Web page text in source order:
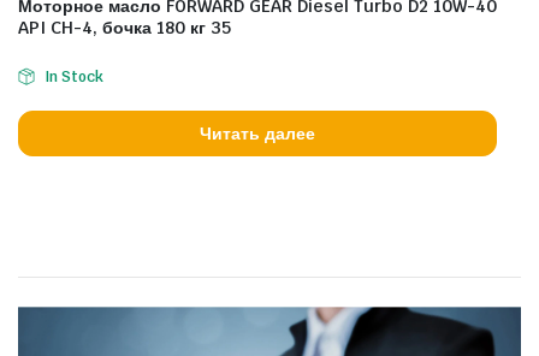
Моторное масло FORWARD GEAR Diesel Turbo D2 10W-40
API CH-4, бочка 180 кг 35
In Stock
Читать далее